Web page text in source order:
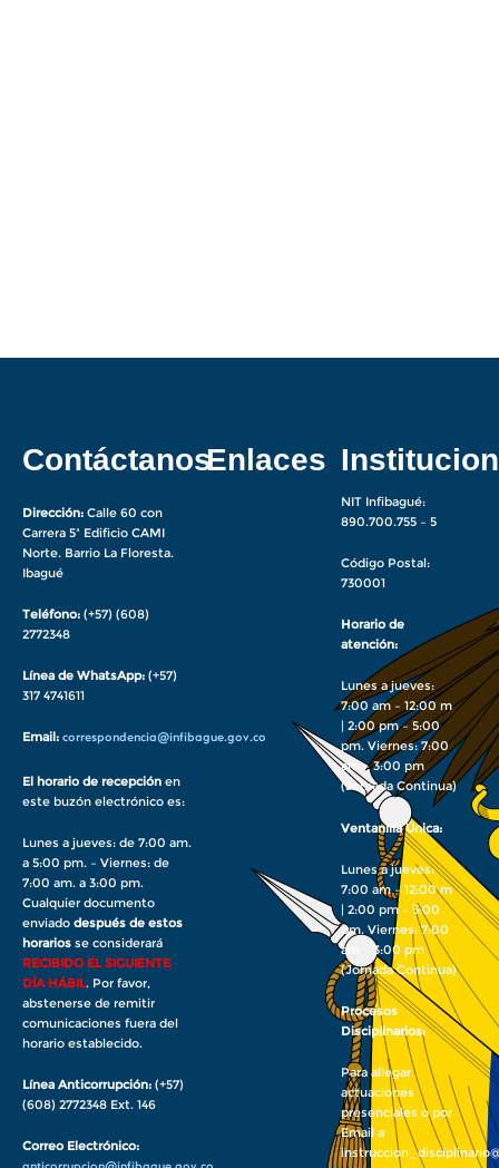
Contáctanos
Dirección: Calle 60 con
Carrera 5ª Edificio CAMI
Norte. Barrio La Floresta.
Ibagué
Teléfono: (+57) (608)
2772348
Línea de WhatsApp: (+57)
317 4741611
Email: correspondencia@infibague.gov.co
El horario de recepción en
este buzón electrónico es:
Lunes a jueves: de 7:00 am.
a 5:00 pm. – Viernes: de
7:00 am. a 3:00 pm.
Cualquier documento
enviado después de estos
horarios se considerará
RECIBIDO EL SIGUIENTE
DÍA HÁBIL. Por favor,
abstenerse de remitir
comunicaciones fuera del
horario establecido.
Línea Anticorrupción: (+57)
(608) 2772348 Ext. 146
Correo Electrónico:
Enlaces
NIT Infibagué:
890.700.755 – 5
Código Postal:
730001
Horario de
atención:
Lunes a jueves:
7:00 am – 12:00 m
| 2:00 pm – 5:00
pm. Viernes: 7:00
am – 3:00 pm
(Jornada Continua)
Ventanilla Única:
Lunes a jueves:
7:00 am – 12:00 m
| 2:00 pm – 5:00
pm. Viernes: 7:00
am – 3:00 pm
(Jornada Continua)
Procesos
Disciplinarios:
Para allegar
actuaciones
presenciales o por
Email a